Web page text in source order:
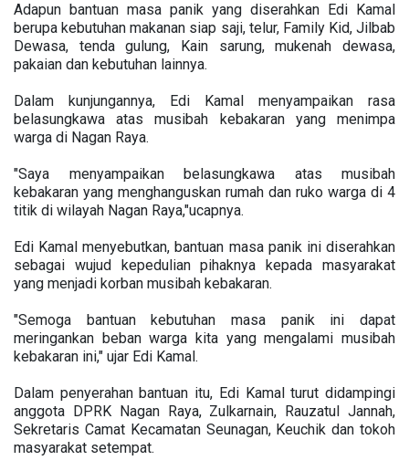
Adapun bantuan masa panik yang diserahkan Edi Kamal
berupa kebutuhan makanan siap saji, telur, Family Kid, Jilbab
Dewasa, tenda gulung, Kain sarung, mukenah dewasa,
pakaian dan kebutuhan lainnya.
Dalam kunjungannya, Edi Kamal menyampaikan rasa
belasungkawa atas musibah kebakaran yang menimpa
warga di Nagan Raya.
"Saya menyampaikan belasungkawa atas musibah
kebakaran yang menghanguskan rumah dan ruko warga di 4
titik di wilayah Nagan Raya,"ucapnya.
Edi Kamal menyebutkan, bantuan masa panik ini diserahkan
sebagai wujud kepedulian pihaknya kepada masyarakat
yang menjadi korban musibah kebakaran.
"Semoga bantuan kebutuhan masa panik ini dapat
meringankan beban warga kita yang mengalami musibah
kebakaran ini," ujar Edi Kamal.
Dalam penyerahan bantuan itu, Edi Kamal turut didampingi
anggota DPRK Nagan Raya, Zulkarnain, Rauzatul Jannah,
Sekretaris Camat Kecamatan Seunagan, Keuchik dan tokoh
masyarakat setempat.